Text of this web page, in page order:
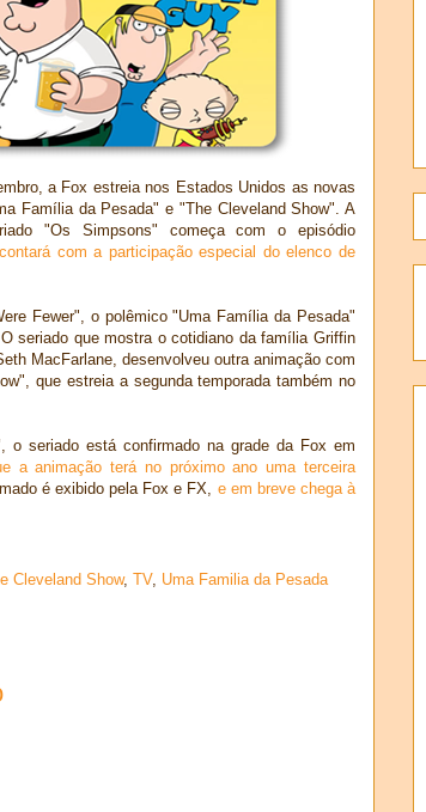
a Fox estreia nos Estados Unidos as novas
Família da Pesada" e "The Cleveland Show". A
"Os Simpsons" começa com o episódio
com a participação especial do elenco de
Fewer", o polêmico "Uma Família da Pesada"
seriado que mostra o cotidiano da família Griffin
MacFarlane, desenvolveu outra animação com
que estreia a segunda temporada também no
o seriado está confirmado na grade da Fox em
a animação terá no próximo ano uma terceira
é exibido pela Fox e FX, e em breve chega à
Cleveland Show, TV, Uma Familia da Pesada